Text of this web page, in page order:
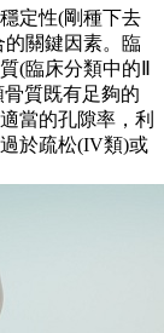
定性(剛種下去
的關鍵因素。臨
(臨床分類中的Ⅱ
質既有足夠的
當的孔隙率，利
於疏松(IV類)或